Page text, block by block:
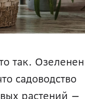
так.
растений —